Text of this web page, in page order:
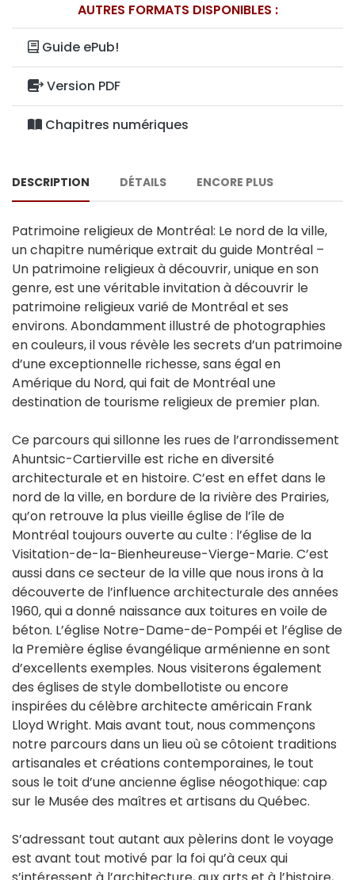
AUTRES FORMATS DISPONIBLES :
Guide ePub!
Version PDF
Chapitres numériques
DESCRIPTION DÉTAILS ENCORE PLUS
Patrimoine religieux de Montréal: Le nord de la ville,
un chapitre numérique extrait du guide Montréal –
Un patrimoine religieux à découvrir, unique en son
genre, est une véritable invitation à découvrir le
patrimoine religieux varié de Montréal et ses
environs. Abondamment illustré de photographies
en couleurs, il vous révèle les secrets d’un patrimoine
d’une exceptionnelle richesse, sans égal en
Amérique du Nord, qui fait de Montréal une
destination de tourisme religieux de premier plan.
Ce parcours qui sillonne les rues de l’arrondissement
Ahuntsic-Cartierville est riche en diversité
architecturale et en histoire. C’est en effet dans le
nord de la ville, en bordure de la rivière des Prairies,
qu’on retrouve la plus vieille église de l’île de
Montréal toujours ouverte au culte : l’église de la
Visitation-de-la-Bienheureuse-Vierge-Marie. C’est
aussi dans ce secteur de la ville que nous irons à la
découverte de l’influence architecturale des années
1960, qui a donné naissance aux toitures en voile de
béton. L’église Notre-Dame-de-Pompéi et l’église de
la Première église évangélique arménienne en sont
d’excellents exemples. Nous visiterons également
des églises de style dombellotiste ou encore
inspirées du célèbre architecte américain Frank
Lloyd Wright. Mais avant tout, nous commençons
notre parcours dans un lieu où se côtoient traditions
artisanales et créations contemporaines, le tout
sous le toit d’une ancienne église néogothique: cap
sur le Musée des maîtres et artisans du Québec.
S’adressant tout autant aux pèlerins dont le voyage
est avant tout motivé par la foi qu’à ceux qui